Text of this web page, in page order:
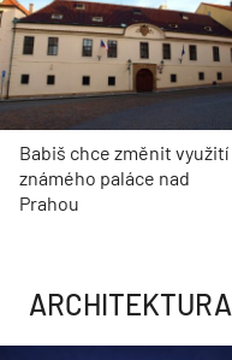
Babiš chce změnit využití
známého paláce nad
Prahou
ARCHITEKTURA